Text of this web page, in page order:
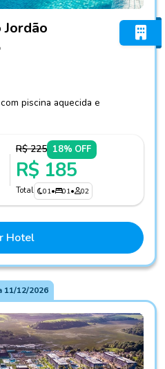
Jordão
piscina aquecida e
R$ 225 18% OFF
R$ 185
Total 01• 01• 02
Hotel
11/12/2026